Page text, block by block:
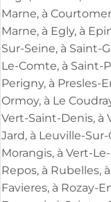
Marne, à
Marne, à Egly, à
Sur-Seine, à Saint-
Le-Comte, à Saint-
Perigny, à Presles-
Ormoy, à Le
Vert-Saint-Denis, à
Jard, à Leuville-
Morangis, à Vert-
Repos, à Rubelles,
Favieres, à Rozay-